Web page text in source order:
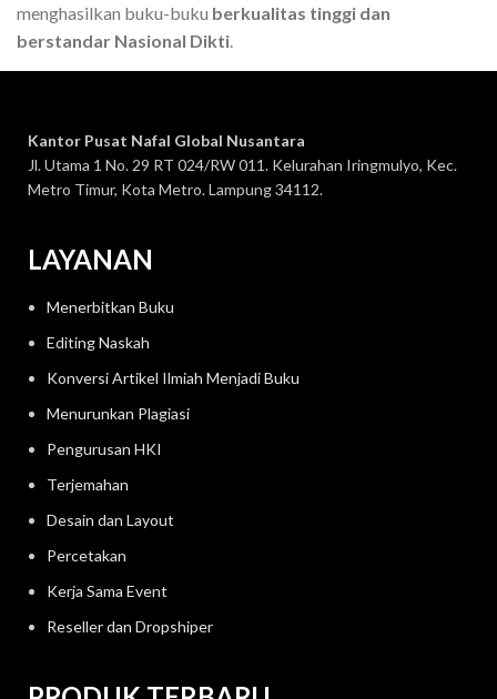
menghasilkan buku-buku berkualitas tinggi dan
berstandar Nasional Dikti
Kantor Pusat Nafal Global Nusantara
Jl. Utama 1 No. 29 RT 024/RW 011. Kelurahan Iringmulyo, Kec.
Metro Timur, Kota Metro. Lampung 34112.
LAYANAN
Menerbitkan Buku
Editing Naskah
Konversi Artikel Ilmiah Menjadi Buku
Menurunkan Plagiasi
Pengurusan HKI
Terjemahan
Desain dan Layout
Percetakan
Kerja Sama Event
Reseller dan Dropshiper